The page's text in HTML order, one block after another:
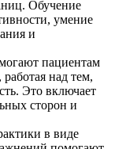
Обучение
умение
и
пациентам
над тем,
Это включает
сторон и
в виде